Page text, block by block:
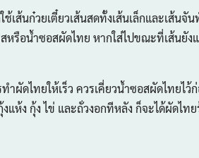
นก๋วยเตี๋ยวเส้นสดทั้งเส้นเล็กและเส้นจัน
หรือน้ำซอสผัดไทย หากใส่ไปขณะที่เส้นยัง
ไทยให้เร็ว ควรเคี่ยวน้ำซอสผัดไทยไว้ก่
งแห้ง กุ้ง ไข่ และถั่วงอกทีหลัง ก็จะได้ผัดไ